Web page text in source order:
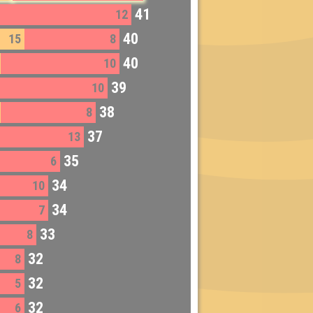
12 41
15 8 40
10 40
10 39
8 38
13 37
6 35
10 34
7 34
8 33
8 32
5 32
6 32